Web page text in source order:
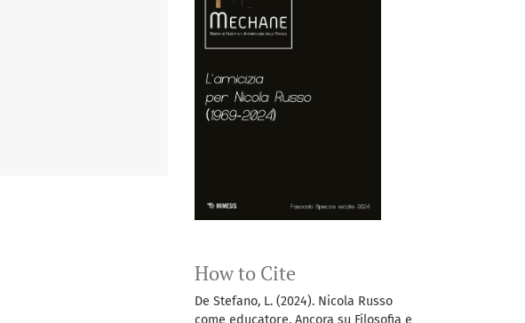
How to Cite
De Stefano, L. (2024). Nicola Russo